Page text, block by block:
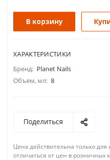
В корзину
ХАРАКТЕРИСТИКИ
Бренд: Planet Nails
Объем, мл: 8
Поделиться
Цена действительна только
отличаться от цен в розничных